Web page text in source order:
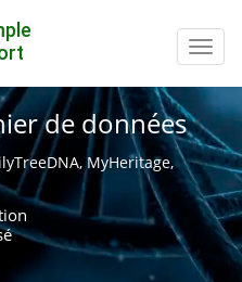
de données
MyHeritage,